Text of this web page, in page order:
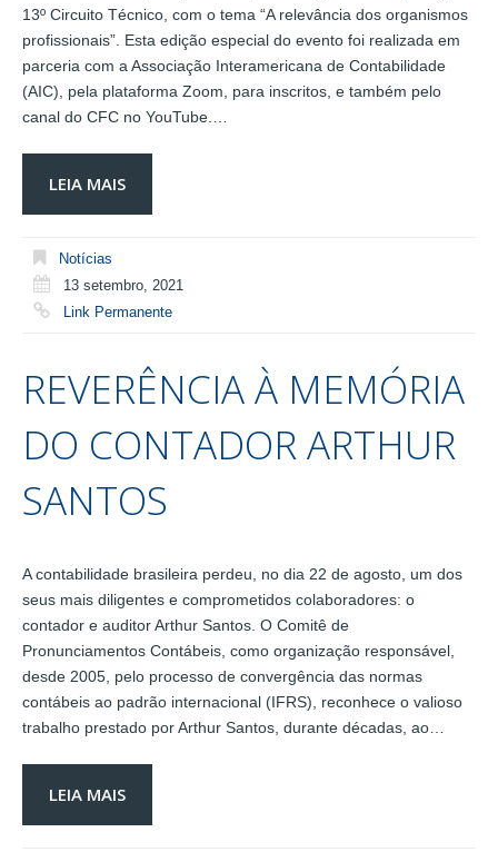
13º Circuito Técnico, com o tema “A relevância dos organismos
profissionais”. Esta edição especial do evento foi realizada em
parceria com a Associação Interamericana de Contabilidade
(AIC), pela plataforma Zoom, para inscritos, e também pelo
canal do CFC no YouTube.…
LEIA MAIS
Notícias
13 setembro, 2021
Link Permanente
REVERÊNCIA À MEMÓRIA
DO CONTADOR ARTHUR
SANTOS
A contabilidade brasileira perdeu, no dia 22 de agosto, um dos
seus mais diligentes e comprometidos colaboradores: o
contador e auditor Arthur Santos. O Comitê de
Pronunciamentos Contábeis, como organização responsável,
desde 2005, pelo processo de convergência das normas
contábeis ao padrão internacional (IFRS), reconhece o valioso
trabalho prestado por Arthur Santos, durante décadas, ao…
LEIA MAIS